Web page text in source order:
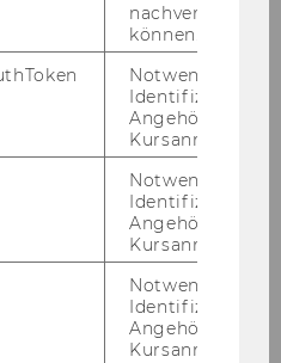
Or­ga­ni­sa­ti­ons­be­ra­te­
und Coach für Wirt­
der öf­fent­li­
und Aus­land. Ihre Ar­
Or­ga­ni­sa­ti­ons­ent­wick­
Qua­li­fi­
nachverfolgen
können.
Notwendig zur
Identifizierung
Angehörige/r für
Kursanmeldung.
Notwendig zur
Identifizierung
Angehörige/r für
Kursanmeldung.
Notwendig zur
Identifizierung
Angehörige/r für
Kursanmeldung.